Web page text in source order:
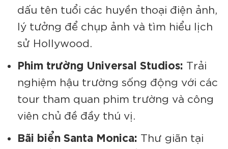
dấu tên tuổi các huyền thoại điện ảnh,
lý tưởng để chụp ảnh và tìm hiểu lịch
sử Hollywood.
Phim trường Universal Studios: Trải
nghiệm hậu trường sống động với các
tour tham quan phim trường và công
viên chủ đề đầy thú vị.
Bãi biển Santa Monica: Thư giãn tại